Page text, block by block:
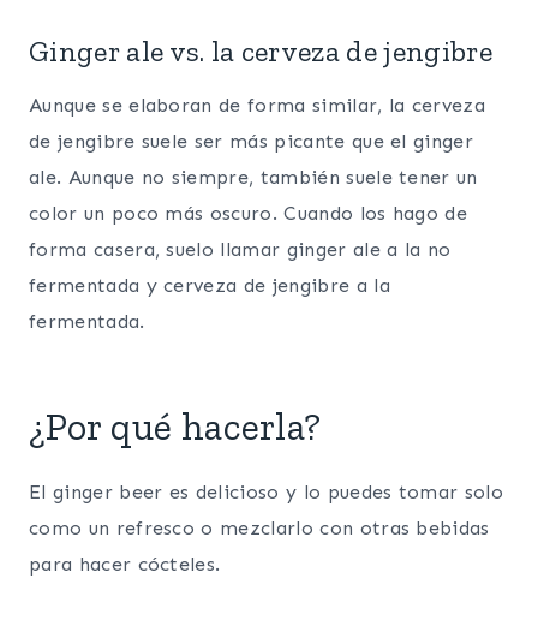
Ginger ale vs. la cerveza de jengibre
Aunque se elaboran de forma similar, la cerveza
de jengibre suele ser más picante que el ginger
ale. Aunque no siempre, también suele tener un
color un poco más oscuro. Cuando los hago de
forma casera, suelo llamar ginger ale a la no
fermentada y cerveza de jengibre a la
fermentada.
¿Por qué hacerla?
El ginger beer es delicioso y lo puedes tomar solo
como un refresco o mezclarlo con otras bebidas
para hacer cócteles.